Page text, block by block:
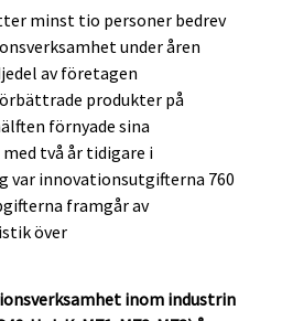
minst tio personer bedrev
under åren
av företagen
produkter på
förnyade sina
två år tidigare i
var innovationsutgifterna 760
framgår av
över
inom industrin